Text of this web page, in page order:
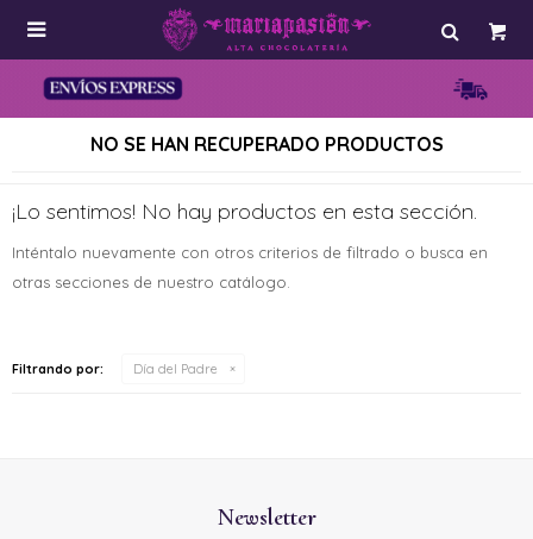

NO SE HAN RECUPERADO PRODUCTOS
¡Lo sentimos! No hay productos en esta sección.
Inténtalo nuevamente con otros criterios de filtrado o busca en
otras secciones de nuestro catálogo.
Filtrando por: Día del Padre
Newsletter